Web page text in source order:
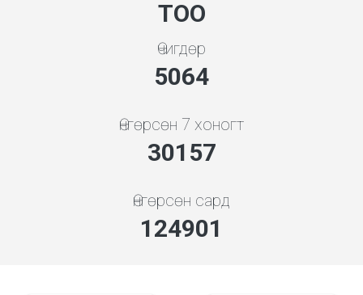
ТОО
Өчигдөр
5843
Өнгөрсөн 7 хоногт
34796
Өнгөрсөн сард
144116